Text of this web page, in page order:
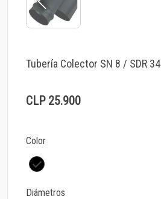
Tubería Colector SN 8 / SDR 34
CLP 25.900
Color
Diámetros